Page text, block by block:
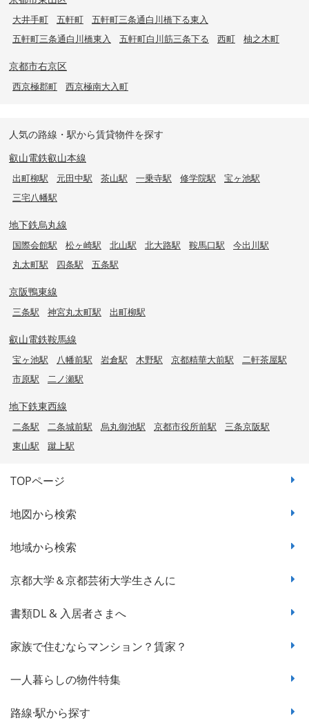
大井手町 五軒町
五軒町三条通白川橋下る東入
五軒町三条通白川橋東入
五軒町白川筋三条下る 西町 柚之木町
京都市右京区
西京極郡町 西京極南大入町
人気の路線・駅から賃貸物件を探す
叡山電鉄叡山本線
出町柳駅 元田中駅 茶山駅 一乗寺駅 修学院駅
宝ヶ池駅
三宅八幡駅
地下鉄烏丸線
国際会館駅 松ヶ崎駅 北山駅 北大路駅 鞍馬口駅
今出川駅
丸太町駅
四条駅 五条駅
京阪鴨東線
三条駅 神宮丸太町駅 出町柳駅
叡山電鉄鞍馬線
宝ヶ池駅 八幡前駅 岩倉駅 木野駅 京都精華大前駅
二軒茶屋駅
市原駅
二ノ瀬駅
地下鉄東西線
二条駅 二条城前駅 烏丸御池駅 京都市役所前駅
三条京阪駅
東山駅
蹴上駅
TOPページ
地図から検索
地域から検索
京都大学＆京都芸術大学生さんに
書類DL & 入居者さまへ
家族で住むならマンション？賃家？
一人暮らしの物件特集
路線·駅から探す